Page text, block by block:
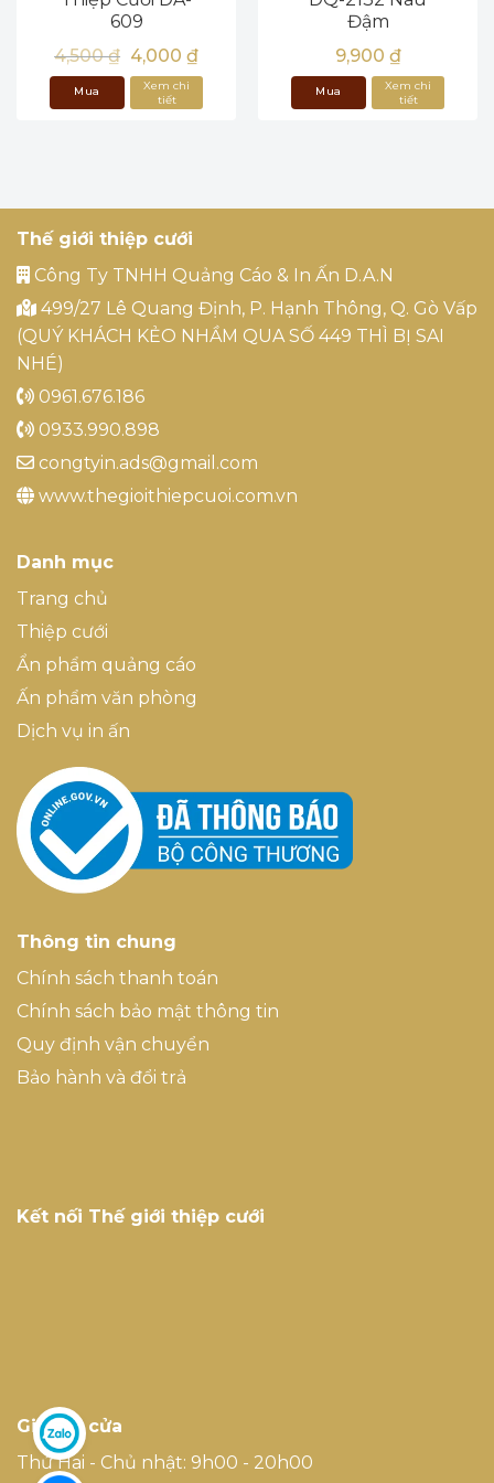
609
4,500₫
Giá
gốc
là:
4,500 ₫.
4,000 ₫Giá
hiện
tại
4,000 ₫.
Mua
ngay
Xem chi
tiết
Đậm
9,900 ₫
Mua
ngay
Xem chi
tiết
Thế giới thiệp cưới
Công Ty TNHH Quảng Cáo & In Ấn D.A.N
499/27 Lê Quang Định, P. Hạnh Thông, Q. Gò Vấp
(QUÝ KHÁCH KẺO NHẦM QUA SỐ 449 THÌ BỊ SAI
NHÉ)
0961.676.186
0933.990.898
congtyin.ads@gmail.com
www.thegioithiepcuoi.com.vn
Danh mục
Trang chủ
Thiệp cưới
Ẩn phẩm quảng cáo
Ấn phẩm văn phòng
Dịch vụ in ấn
Thông tin chung
Chính sách thanh toán
Chính sách bảo mật thông tin
Quy định vận chuyển
Bảo hành và đổi trả
Kết nối Thế giới thiệp cưới
Giờ mở cửa
Thứ Hai - Chủ nhật: 9h00 - 20h00